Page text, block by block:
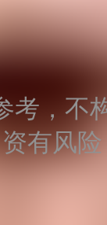
考，不
资有风